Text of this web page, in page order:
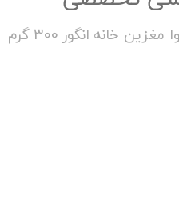
خانه انگور 300 گرم